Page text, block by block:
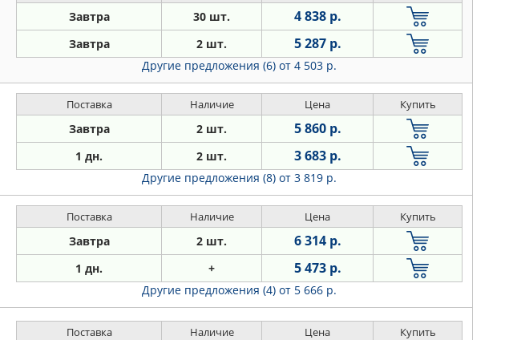
Завтра 30 шт. 4 838 р.
Завтра 2 шт. 5 287 р.
Другие предложения (6) от 4 503 р.
Поставка Наличие Цена Купить
Завтра 2 шт. 5 860 р.
1 дн. 2 шт. 3 683 р.
Другие предложения (8) от 3 819 р.
Поставка Наличие Цена Купить
Завтра 2 шт. 6 314 р.
1 дн. + 5 473 р.
Другие предложения (4) от 5 666 р.
Поставка Наличие Цена Купить